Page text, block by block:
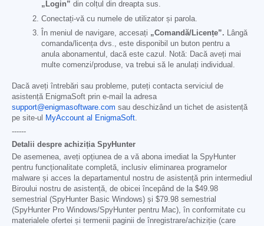
„Login” din colțul din dreapta sus.
Conectați-vă cu numele de utilizator și parola.
În meniul de navigare, accesați „Comandă/Licențe”. Lângă
comanda/licența dvs., este disponibil un buton pentru a
anula abonamentul, dacă este cazul. Notă: Dacă aveți mai
multe comenzi/produse, va trebui să le anulați individual.
Dacă aveți întrebări sau probleme, puteți contacta serviciul de
asistență EnigmaSoft prin e-mail la adresa
support@enigmasoftware.com sau deschizând un tichet de asistență
pe site-ul
MyAccount al EnigmaSoft.
------
Detalii despre achiziția SpyHunter
De asemenea, aveți opțiunea de a vă abona imediat la SpyHunter
pentru funcționalitate completă, inclusiv eliminarea programelor
malware și acces la departamentul nostru de asistență prin intermediul
Biroului nostru de asistență, de obicei începând de la $49.98
semestrial (SpyHunter Basic Windows) și $79.98 semestrial
(SpyHunter Pro Windows/SpyHunter pentru Mac), în conformitate cu
materialele ofertei și termenii paginii de înregistrare/achiziție (care